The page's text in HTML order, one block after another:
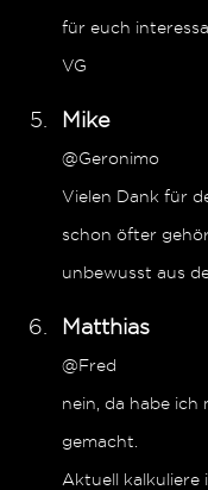
für euch
VG
Mike
@Geronimo
Vielen Dank für
schon öfter
unbewusst aus
Matthias
@Fred
nein, da habe ich
gemacht.
Aktuell kalkuliere